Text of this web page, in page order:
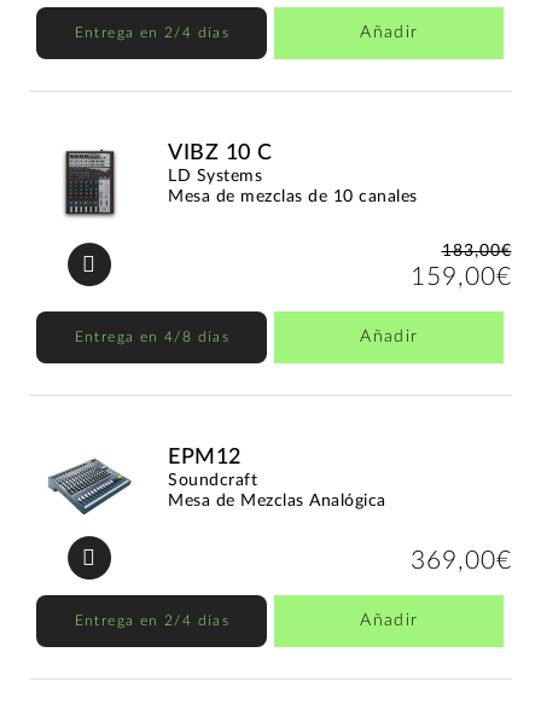
Entrega en 2/4 días Añadir
VIBZ 10 C
LD Systems
Mesa de mezclas de 10 canales
183,00€
159,00€
Entrega en 4/8 días Añadir
EPM12
Soundcraft
Mesa de Mezclas Analógica
369,00€
Entrega en 2/4 días Añadir